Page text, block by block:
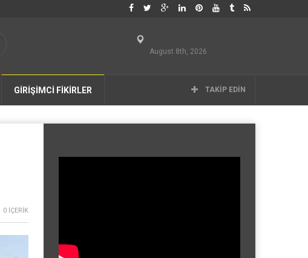
August 8th, 2026
GİRİŞİMCİ FİKİRLER TAKIP EDIN
0 İÇERIK